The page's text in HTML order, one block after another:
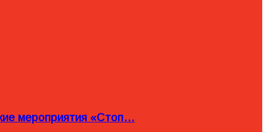
мероприятия «Стоп…